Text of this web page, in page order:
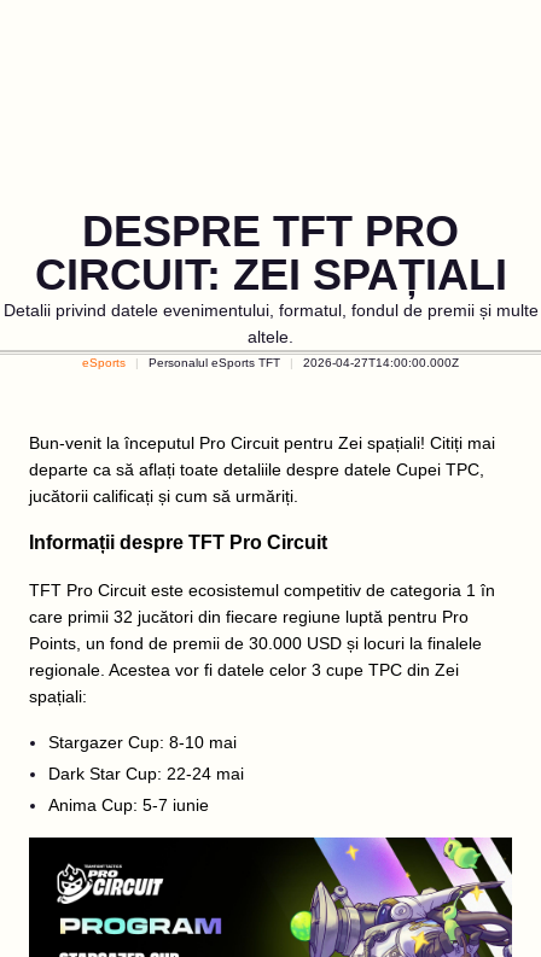
DESPRE TFT PRO
CIRCUIT: ZEI SPAȚIALI
Detalii privind datele evenimentului, formatul, fondul de premii și multe
altele.
eSports Personalul eSports TFT 2026-04-27T14:00:00.000Z
Bun-venit la începutul Pro Circuit pentru Zei spațiali! Citiți mai
departe ca să aflați toate detaliile despre datele Cupei TPC,
jucătorii calificați și cum să urmăriți.
Informații despre TFT Pro Circuit
TFT Pro Circuit este ecosistemul competitiv de categoria 1 în
care primii 32 jucători din fiecare regiune luptă pentru Pro
Points, un fond de premii de 30.000 USD și locuri la finalele
regionale. Acestea vor fi datele celor 3 cupe TPC din Zei
spațiali:
Stargazer Cup: 8-10 mai
Dark Star Cup: 22-24 mai
Anima Cup: 5-7 iunie